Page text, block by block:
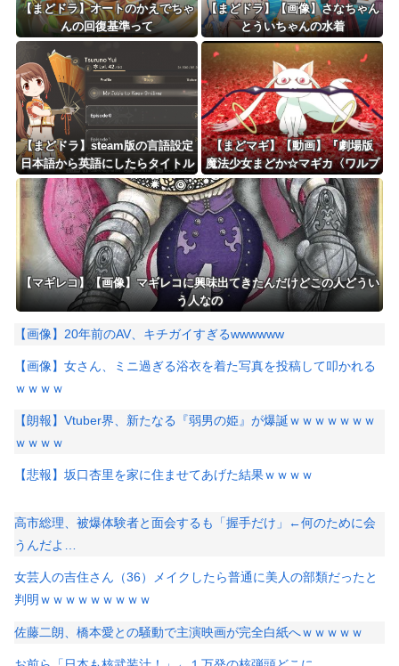
【まどドラ】オートのかえでちゃ
んの回復基準って
【まどドラ】【画像】さなちゃん
とういちゃんの水着
は……？？？？
【まどドラ】steam版の言語設定
日本語から英語にしたらタイトル
画面からゲーム内に入ることがで
きなくなっちゃった
【まどマギ】【動画】『劇場版
魔法少女まどか☆マギカ〈ワルプ
ルギスの廻天〉』本予告が公
開！！！！
【マギレコ】【画像】マギレコに興味出てきたんだけどこの人どうい
う人なの
【画像】20年前のAV、キチガイすぎるwwwwww
【画像】女さん、ミニ過ぎる浴衣を着た写真を投稿して叩かれる
ｗｗｗｗ
【朗報】Vtuber界、新たなる『弱男の姫』が爆誕ｗｗｗｗｗｗｗ
ｗｗｗｗ
【悲報】坂口杏里を家に住ませてあげた結果ｗｗｗｗ
高市総理、被爆体験者と面会するも「握手だけ」←何のために会
うんだよ…
女芸人の吉住さん（36）メイクしたら普通に美人の部類だったと
判明ｗｗｗｗｗｗｗｗｗ
佐藤二朗、橋本愛との騒動で主演映画が完全白紙へｗｗｗｗｗ